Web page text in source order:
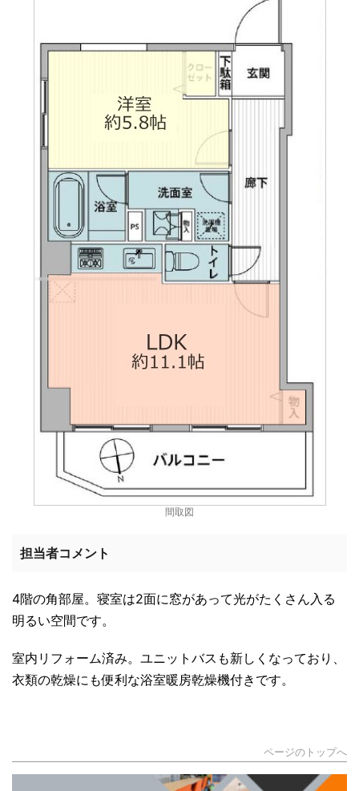
間取図
担当者コメント
4階の角部屋。寝室は2面に窓があって光がたくさん入る
明るい空間です。
室内リフォーム済み。ユニットバスも新しくなっており、
衣類の乾燥にも便利な浴室暖房乾燥機付きです。
ページのトップへ